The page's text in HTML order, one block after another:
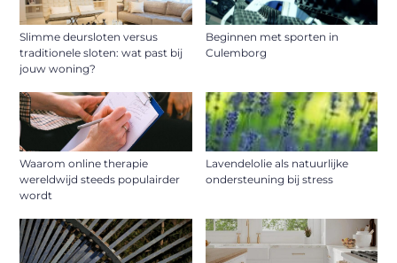
Slimme deursloten versus
traditionele sloten: wat past bij
jouw woning?
Beginnen met sporten in
Culemborg
Waarom online therapie
wereldwijd steeds populairder
wordt
Lavendelolie als natuurlijke
ondersteuning bij stress